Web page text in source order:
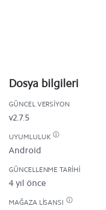
Dosya bilgileri
GÜNCEL VERSIYON
v2.7.5
UYUMLULUK
Android
GÜNCELLENME TARIHI
4 yıl önce
MAĞAZA LISANSI